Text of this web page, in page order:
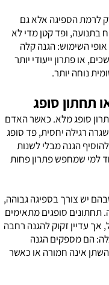
לרמת הספיגה אלא גם
בתנועה, ופד קטן מדי לא
השימוש: הגנה קלה
או פתרון ייעודי יותר
נוחה יותר.
תחתון סופג
סופג מלא. כאשר האדם
רגילה יחסית, פד סופג
הגנה מבלי לשנות
למי שמחפש פתרון פחות
יש צורך בספיגה גבוהה,
תחתונים סופגים מתאימים
עדיין זקוק להגנה רחבה
הם מספקים הגנה
אינה חמורה או כאשר